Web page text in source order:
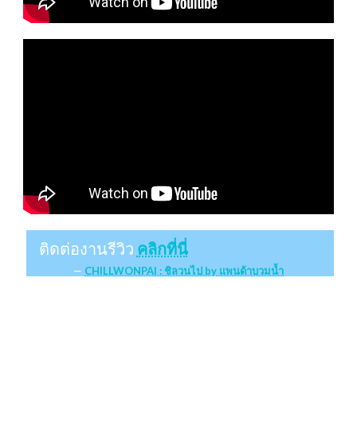
ติดต่องานรีวิว คลิกที่นี่
CHILLWONPAI : ชิลวนไป by แพนด้าบวมน้ำ